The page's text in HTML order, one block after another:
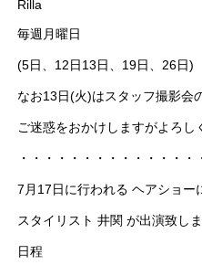
Rilla
毎週月曜日
(5日、12日13日、19日、26日)
なお13日(火)はスタッフ撮影会
ご迷惑をおかけしますがよろし
・・・・・・・・・・・・・・
7月17日に行われる ヘアショー
スタイリスト 井関 が出演致しま
日程